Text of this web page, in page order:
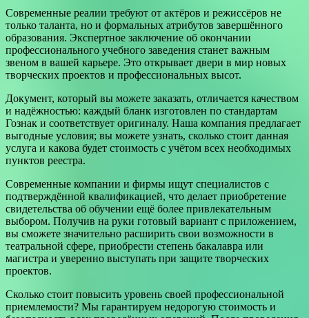
Современные реалии требуют от актёров и режиссёров не
только таланта, но и формальных атрибутов завершённого
образования. Экспертное заключение об окончании
профессионального учебного заведения станет важным
звеном в вашей карьере. Это открывает двери в мир новых
творческих проектов и профессиональных высот.
Документ, который вы можете заказать, отличается качеством
и надёжностью: каждый бланк изготовлен по стандартам
Гознак и соответствует оригиналу. Наша компания предлагает
выгодные условия; вы можете узнать, сколько стоит данная
услуга и какова будет стоимость с учётом всех необходимых
пунктов реестра.
Современные компании и фирмы ищут специалистов с
подтверждённой квалификацией, что делает приобретение
свидетельства об обучении ещё более привлекательным
выбором. Получив на руки готовый вариант с приложением,
вы сможете значительно расширить свои возможности в
театральной сфере, приобрести степень бакалавра или
магистра и уверенно выступать при защите творческих
проектов.
Сколько стоит повысить уровень своей профессиональной
приемлемости? Мы гарантируем недорогую стоимость и